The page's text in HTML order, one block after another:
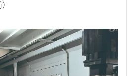
轴（改前）